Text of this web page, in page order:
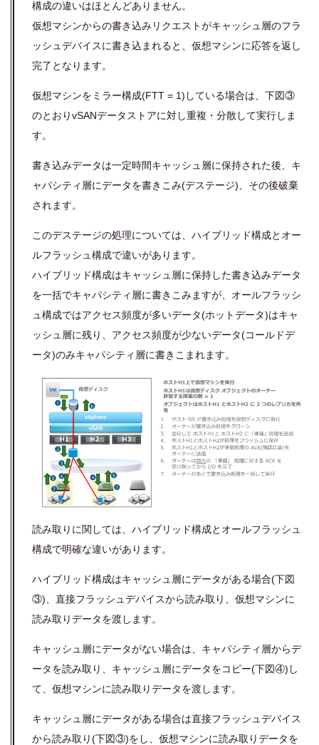
構成の違いはほとんどありません。
仮想マシンからの書き込みリクエストがキャッシュ層のフラ
ッシュデバイスに書き込まれると、仮想マシンに応答を返し
完了となります。
仮想マシンをミラー構成(FTT = 1)している場合は、下図③
のとおりvSANデータストアに対し重複・分散して実行しま
す。
書き込みデータは一定時間キャッシュ層に保持された後、キ
ャパシティ層にデータを書きこみ(デステージ)、その後破棄
されます。
このデステージの処理については、ハイブリッド構成とオー
ルフラッシュ構成で違いがあります。
ハイブリッド構成はキャッシュ層に保持した書き込みデータ
を一括でキャパシティ層に書きこみますが、オールフラッシ
ュ構成ではアクセス頻度が多いデータ(ホットデータ)はキャ
ッシュ層に残り、アクセス頻度が少ないデータ(コールドデ
ータ)のみキャパシティ層に書きこまれます。
読み取りに関しては、ハイブリッド構成とオールフラッシュ
構成で明確な違いがあります。
ハイブリッド構成はキャッシュ層にデータがある場合(下図
③)、直接フラッシュデバイスから読み取り、仮想マシンに
読み取りデータを渡します。
キャッシュ層にデータがない場合は、キャパシティ層からデ
ータを読み取り、キャッシュ層にデータをコピー(下図④)し
て、仮想マシンに読み取りデータを渡します。
キャッシュ層にデータがある場合は直接フラッシュデバイス
から読み取り(下図③)をし、仮想マシンに読み取りデータを